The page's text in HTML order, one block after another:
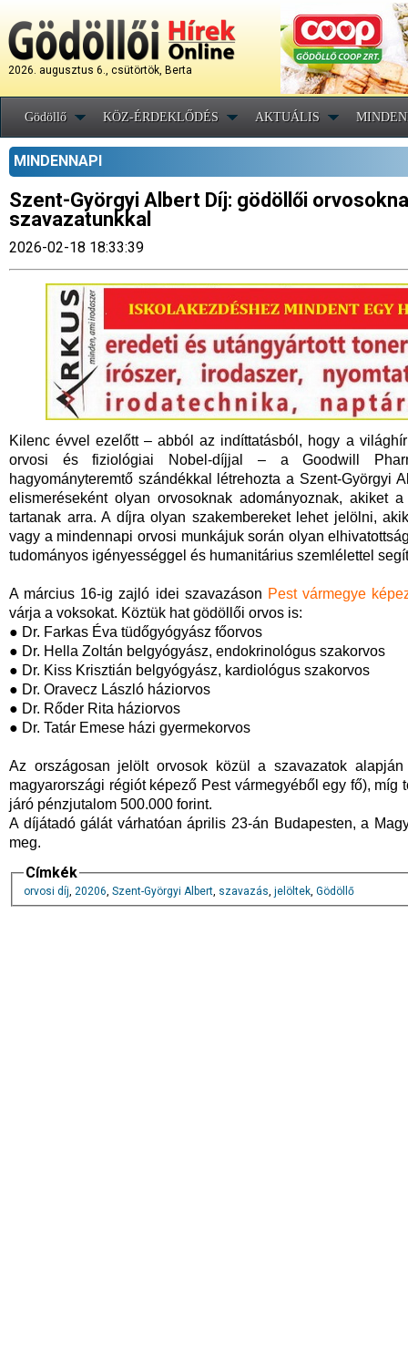
2026. augusztus 6., csütörtök, Berta
Gödöllő KÖZ-ÉRDEKLŐDÉS AKTUÁLIS
MINDENNAPI
Szent-Györgyi Albert Díj: gödöllői
szavazatunkkal
2026-02-18 18:33:39
Kilenc évvel ezelőtt – abból az indíttatásból, hogy a
orvosi és fiziológiai Nobel-díjjal – a Goodwill
hagyományteremtő szándékkal létrehozta a Szent-Györgyi
elismeréseként olyan orvosoknak adományoznak, akiket
tartanak arra. A díjra olyan szakembereket lehet jelölni,
vagy a mindennapi orvosi munkájuk során olyan
tudományos igényességgel és humanitárius szemlélettel
A március 16-ig zajló idei szavazáson Pest vármegye
várja a voksokat. Köztük hat gödöllői orvos is:
● Dr. Farkas Éva tüdőgyógyász főorvos
● Dr. Hella Zoltán belgyógyász, endokrinológus szakorvos
● Dr. Kiss Krisztián belgyógyász, kardiológus szakorvos
● Dr. Oravecz László háziorvos
● Dr. Rőder Rita háziorvos
● Dr. Tatár Emese házi gyermekorvos
Az országosan jelölt orvosok közül a szavazatok
magyarországi régiót képező Pest vármegyéből egy fő),
járó pénzjutalom 500.000 forint.
A díjátadó gálát várhatóan április 23-án Budapesten, a
meg.
Címkék
orvosi díj, 20206, Szent-Györgyi Albert, szavazás, jelöltek, Gödöllő